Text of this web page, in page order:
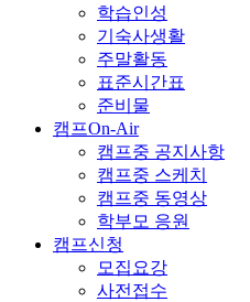
학습인성
기숙사생활
주말활동
표준시간표
준비물
캠프On-Air
캠프중 공지사항
캠프중 스케치
캠프중 동영상
학부모 응원
캠프신청
모집요강
사전접수